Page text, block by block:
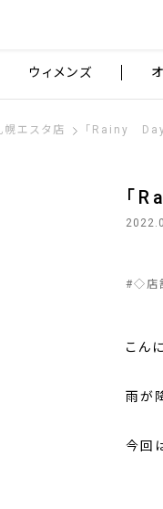
スーツブランド ONLY
ウィメンズ
幌エスタ店 「Rainy
「
#◇店
こん
雨が
今回